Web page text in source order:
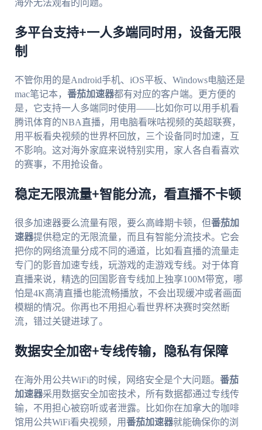
海外无法观看的问题。
多平台支持+一人多端同时用，设备无限
制
不管你用的是Android手机、iOS平板、Windows电脑还是
mac笔记本， 番茄加速器都有对应的客户端。更方便的
是，它支持一人多端同时使用——比如你可以用手机看
腾讯体育的NBA直播，用电脑看咪咕视频的英超联赛，
用平板看央视频的世界杯回放，三个设备同时加速，互
不影响。这对海外家庭来说特别实用，家人各自看喜欢
的赛事，不用抢设备。
稳定无限流量+智能分流，看直播不卡顿
很多加速器要么流量有限，要么高峰期卡顿，但番茄加
速器提供稳定的无限流量，而且有智能分流技术。它会
把你的网络流量分成不同的通道，比如看直播的流量走
专门的影音加速专线，玩游戏的走游戏专线。对于体育
直播来说，精选的回国影音专线加上独享100M带宽，哪
怕是4K高清直播也能流畅播放，不会出现缓冲或者画面
模糊的情况。你再也不用担心看世界杯决赛时突然断
流，错过关键进球了。
数据安全加密+专线传输，隐私有保障
在海外用公共WiFi的时候，网络安全是个大问题。 番茄
加速器采用数据安全加密技术，所有数据都通过专线传
输，不用担心被窃听或者泄露。比如你在加拿大的咖啡
馆用公共WiFi看央视频，用番茄加速器就能确保你的浏